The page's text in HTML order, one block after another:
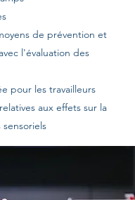
de prévention et
l'évaluation des
pour les travailleurs
aux effets sur la